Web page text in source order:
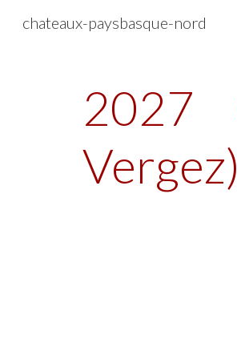
chateaux-paysbasque-nord
2027
Vergez)